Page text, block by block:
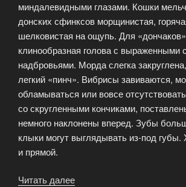
миндалевидными глазами. Кошки
донских сфинксов морщинистая,
шелковистая на ощупь. Для
клинообразная голова с выраженными
надбровьями. Морда слегка
легкий «пинч». Вибрисы завиваются,
обламываться или вовсе
со скругленными кончиками,
немного наклонены вперед. Зубы
клыки могут выглядывать из-под
и прямой.
Читать далее